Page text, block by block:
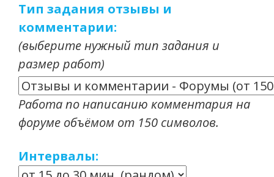
Тип задания отзывы и
комментарии:
(выберите нужный тип задания и
размер работ)
Работа по написанию комментария на
форуме объёмом от 150 символов.
Интервалы: